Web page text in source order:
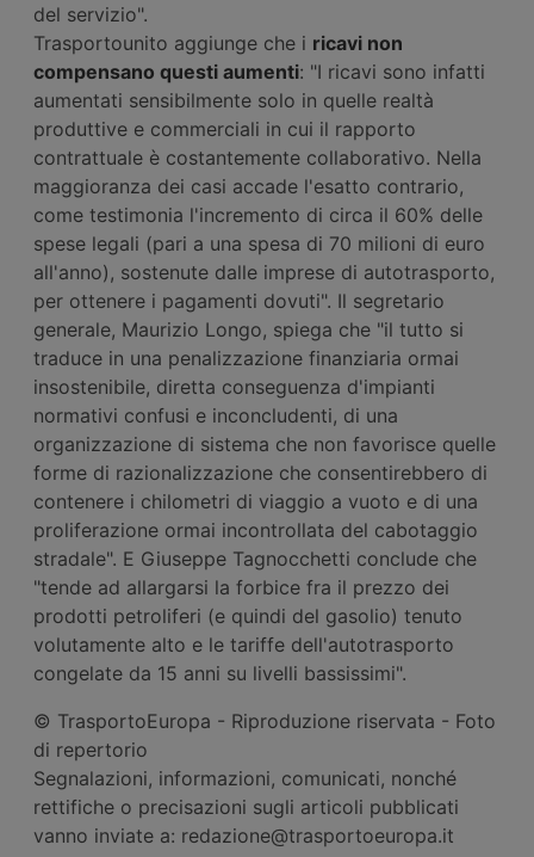
del servizio".
Trasportounito aggiunge che i ricavi non
compensano questi aumenti: "I ricavi sono infatti
aumentati sensibilmente solo in quelle realtà
produttive e commerciali in cui il rapporto
contrattuale è costantemente collaborativo. Nella
maggioranza dei casi accade l'esatto contrario,
come testimonia l'incremento di circa il 60% delle
spese legali (pari a una spesa di 70 milioni di euro
all'anno), sostenute dalle imprese di autotrasporto,
per ottenere i pagamenti dovuti". Il segretario
generale, Maurizio Longo, spiega che "il tutto si
traduce in una penalizzazione finanziaria ormai
insostenibile, diretta conseguenza d'impianti
normativi confusi e inconcludenti, di una
organizzazione di sistema che non favorisce quelle
forme di razionalizzazione che consentirebbero di
contenere i chilometri di viaggio a vuoto e di una
proliferazione ormai incontrollata del cabotaggio
stradale". E Giuseppe Tagnocchetti conclude che
"tende ad allargarsi la forbice fra il prezzo dei
prodotti petroliferi (e quindi del gasolio) tenuto
volutamente alto e le tariffe dell'autotrasporto
congelate da 15 anni su livelli bassissimi".
© TrasportoEuropa - Riproduzione riservata - Foto
di repertorio
Segnalazioni, informazioni, comunicati, nonché
rettifiche o precisazioni sugli articoli pubblicati
vanno inviate a: redazione@trasportoeuropa.it